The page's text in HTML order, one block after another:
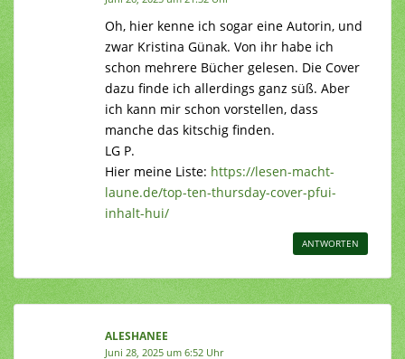
Oh, hier kenne ich sogar eine Autorin, und
zwar Kristina Günak. Von ihr habe ich
schon mehrere Bücher gelesen. Die Cover
dazu finde ich allerdings ganz süß. Aber
ich kann mir schon vorstellen, dass
manche das kitschig finden.
LG P.
Hier meine Liste: https://lesen-macht-
laune.de/top-ten-thursday-cover-pfui-
inhalt-hui/
ANTWORTEN
ALESHANEE
Juni 28, 2025 um 6:52 Uhr